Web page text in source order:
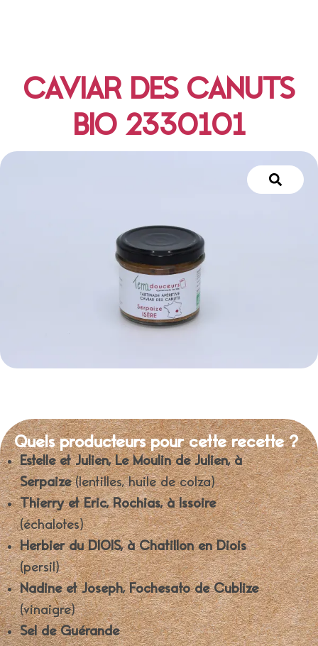
CAVIAR DES CANUTS
BIO 2330101
Quels producteurs pour cette recette ?
Estelle et Julien, Le Moulin de Julien, à
Serpaize(lentilles, huile de colza)
Thierry et Eric, Rochias, à Issoire
(échalotes)
Herbier du DIOIS, à Chatillon en Diois
(persil)
Nadine et Joseph, Fochesato de Cublize
(vinaigre)
Sel de Guérande